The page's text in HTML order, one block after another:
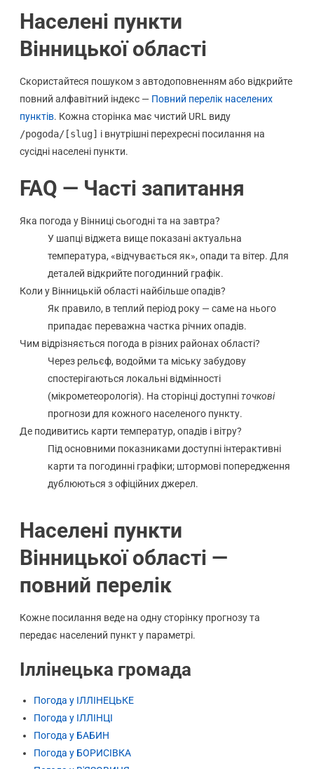
Населені пункти
Вінницької області
Скористайтеся пошуком з автодоповненням або відкрийте
повний алфавітний індекс — Повний перелік населених
пунктів. Кожна сторінка має чистий URL виду
/pogoda/[slug] і внутрішні перехресні посилання на
сусідні населені пункти.
FAQ — Часті запитання
Яка погода у Вінниці сьогодні та на завтра?
У шапці віджета вище показані актуальна
температура, «відчувається як», опади та вітер. Для
деталей відкрийте погодинний графік.
Коли у Вінницькій області найбільше опадів?
Як правило, в теплий період року — саме на нього
припадає переважна частка річних опадів.
Чим відрізняється погода в різних районах області?
Через рельєф, водойми та міську забудову
спостерігаються локальні відмінності
(мікрометеорологія). На сторінці доступніточкові
прогнози для кожного населеного пункту.
Де подивитись карти температур, опадів і вітру?
Під основними показниками доступні інтерактивні
карти та погодинні графіки; штормові попередження
дублюються з офіційних джерел.
Населені пункти
Вінницької області —
повний перелік
Кожне посилання веде на одну сторінку прогнозу та
передає населений пункт у параметрі.
Іллінецька громада
Погода у ІЛЛІНЕЦЬКЕ
Погода у ІЛЛІНЦІ
Погода у БАБИН
Погода у БОРИСІВКА